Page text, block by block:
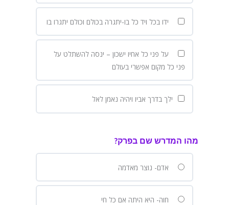
ידו בכל ויד כל בו-יתגרה בכולם וכולם יתגרו בו
על פני כל אחיו ישכון – ינסה להשתלט על
פני כל מקום אפשרי בעולם
ילך בדרך אביו ויהיה נאמן לאל
מהו המדרש שם בפרק?
אדם- נוצר מאדמה
חוה- היא היתה אם כל חי